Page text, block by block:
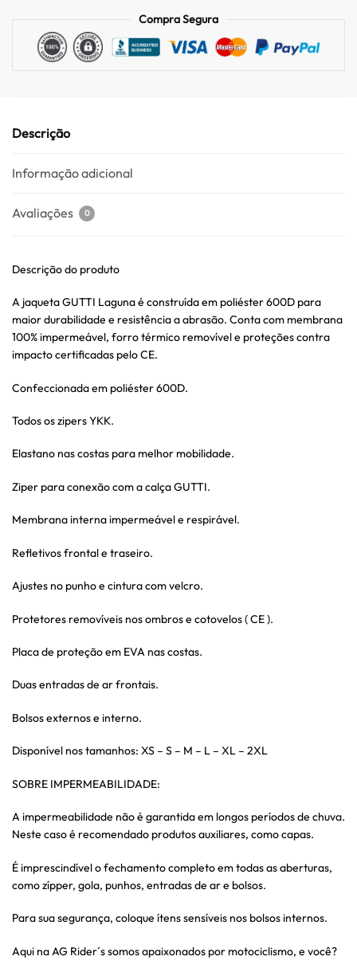
Compra Segura
Descrição
Informação adicional
Avaliações 0
Descrição do produto
A jaqueta GUTTI Laguna é construí­da em poliéster 600D para
maior durabilidade e resistência a abrasão. Conta com membrana
100% impermeável, forro térmico removí­vel e proteções contra
impacto certificadas pelo CE.
Confeccionada em poliéster 600D.
Todos os zipers YKK.
Elastano nas costas para melhor mobilidade.
Ziper para conexão com a calça GUTTI.
Membrana interna impermeável e respirável.
Refletivos frontal e traseiro.
Ajustes no punho e cintura com velcro.
Protetores removí­veis nos ombros e cotovelos ( CE ).
Placa de proteção em EVA nas costas.
Duas entradas de ar frontais.
Bolsos externos e interno.
Disponí­vel nos tamanhos: XS – S – M – L – XL – 2XL
SOBRE IMPERMEABILIDADE:
A impermeabilidade não é garantida em longos períodos de chuva.
Neste caso é recomendado produtos auxiliares, como capas.
É imprescindível o fechamento completo em todas as aberturas,
como zípper, gola, punhos, entradas de ar e bolsos.
Para sua segurança, coloque ítens sensíveis nos bolsos internos.
Aqui na AG Rider´s somos apaixonados por motociclismo, e você?